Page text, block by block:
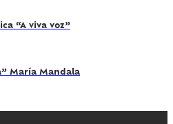
“A viva voz”
María Mandala